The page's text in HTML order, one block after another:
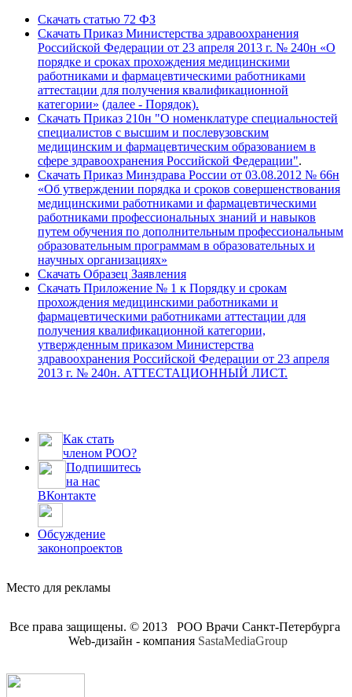
Скачать статью 72 ФЗ
Скачать Приказ Министерства здравоохранения
Российской Федерации от 23 апреля 2013 г. № 240н «О
порядке и сроках прохождения медицинскими
работниками и фармацевтическими работниками
аттестации для получения квалификационной
категории» (далее - Порядок).
Скачать Приказ 210н "О номенклатуре специальностей
специалистов с высшим и послевузовским
медицинским и фармацевтическим образованием в
сфере здравоохранения Российской Федерации".
Скачать Приказ Минздрава России от 03.08.2012 № 66н
«Об утверждении порядка и сроков совершенствования
медицинскими работниками и фармацевтическими
работниками профессиональных знаний и навыков
путем обучения по дополнительным профессиональным
образовательным программам в образовательных и
научных организациях»
Скачать Образец Заявления
Скачать Приложение № 1 к Порядку и срокам
прохождения медицинскими работниками и
фармацевтическими работниками аттестации для
получения квалификационной категории,
утвержденным приказом Министерства
здравоохранения Российской Федерации от 23 апреля
2013 г. № 240н. АТТЕСТАЦИОННЫЙ ЛИСТ.
Как стать
членом РОО?
Подпишитесь
на нас
ВКонтакте
Обсуждение
законопроектов
Место для рекламы
Все права защищены. © 2013 РОО Врачи Санкт-Петербурга
Web-дизайн - компания SastaMediaGroup